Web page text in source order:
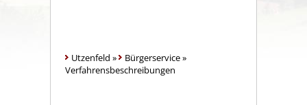
Utzenfeld » Bürgerservice»
Verfahrensbeschreibungen